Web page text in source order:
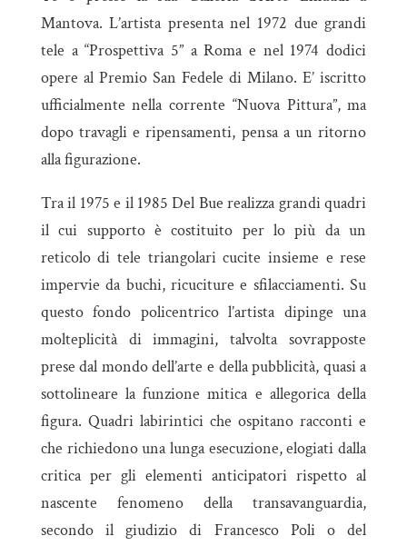
Mantova. L’artista presenta nel 1972 due grandi
tele a “Prospettiva 5” a Roma e nel 1974 dodici
opere al Premio San Fedele di Milano. E’ iscritto
ufficialmente nella corrente “Nuova Pittura”, ma
dopo travagli e ripensamenti, pensa a un ritorno
alla figurazione.
Tra il 1975 e il 1985 Del Bue realizza grandi quadri
il cui supporto è costituito per lo più da un
reticolo di tele triangolari cucite insieme e rese
impervie da buchi, ricuciture e sfilacciamenti. Su
questo fondo policentrico l’artista dipinge una
molteplicità di immagini, talvolta sovrapposte
prese dal mondo dell’arte e della pubblicità, quasi a
sottolineare la funzione mitica e allegorica della
figura. Quadri labirintici che ospitano racconti e
che richiedono una lunga esecuzione, elogiati dalla
critica per gli elementi anticipatori rispetto al
nascente fenomeno della transavanguardia,
secondo il giudizio di Francesco Poli o del